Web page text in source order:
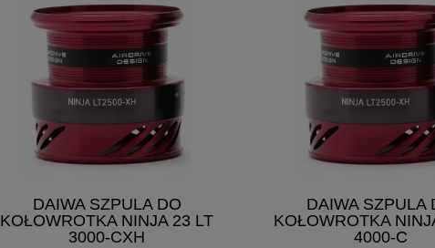
DAIWA SZPULA DO
KOŁOWROTKA NINJA 23 LT
3000-CXH
DAIWA SZPULA
KOŁOWROTKA
4000-C